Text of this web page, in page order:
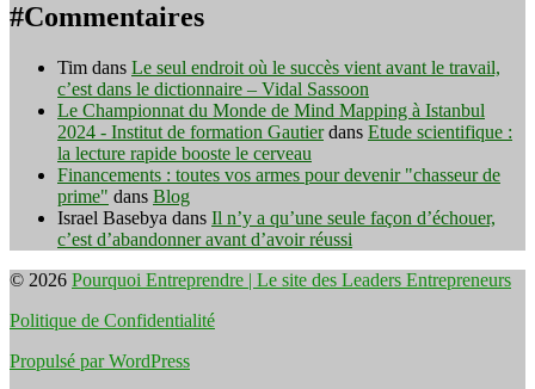
#Commentaires
Tim dans Le seul endroit où le succès vient avant le travail,
c’est dans le dictionnaire – Vidal Sassoon
Le Championnat du Monde de Mind Mapping à Istanbul
2024 - Institut de formation Gautierdans Etude scientifique :
la lecture rapide booste le cerveau
Financements : toutes vos armes pour devenir "chasseur de
prime" dans Blog
Israel Basebya dans Il n’y a qu’une seule façon d’échouer,
c’est d’abandonner avant d’avoir réussi
© 2026 Pourquoi Entreprendre | Le site des Leaders Entrepreneurs
Politique de Confidentialité
Propulsé par WordPress